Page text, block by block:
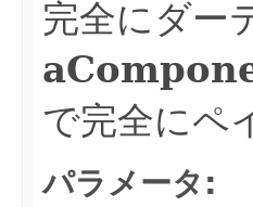
完全にダー
で完全にペ
パラメータ: